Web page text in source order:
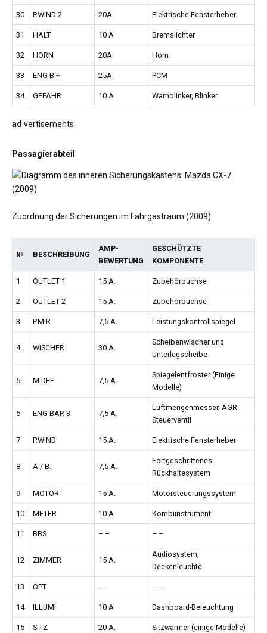
30 P.WIND 2 20A Elektrische Fensterheber
31 HALT 10 A Bremslichter
32 HORN 20A Horn
33 ENG B + 25A PCM
34 GEFAHR 10 A Warnblinker, Blinker
ad vertisements
Passagierabteil
Zuordnung der Sicherungen im Fahrgastraum (2009)
№ BESCHREIBUNG
AMP-
BEWERTUNG
GESCHÜTZTE
KOMPONENTE
1 OUTLET 1 15 A. Zubehörbuchse
2 OUTLET 2 15 A. Zubehörbuchse
3 P.MIR 7,5 A. Leistungskontrollspiegel
4 WISCHER 30 A.
Scheibenwischer und
Unterlegscheibe
5 M.DEF 7,5 A.
Spiegelentfroster (Einige
Modelle)
6 ENG BAR 3 7,5 A.
Luftmengenmesser, AGR-
Steuerventil
7 P.WIND 15 A. Elektrische Fensterheber
8 A / B. 7,5 A.
Fortgeschrittenes
Rückhaltesystem
9 MOTOR 15 A. Motorsteuerungssystem
10 METER 10 A Kombiinstrument
11 BBS – – – –
12 ZIMMER 15 A.
Audiosystem,
Deckenleuchte
13 OPT – – – –
14 ILLUMI 10 A Dashboard-Beleuchtung
15 SITZ 20 A. Sitzwärmer (einige Modelle)